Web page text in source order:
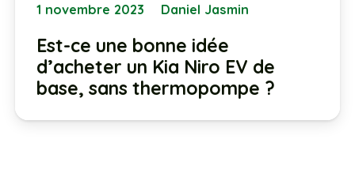
1 novembre 2023 Daniel Jasmin
Est-ce une bonne idée
d’acheter un Kia Niro EV de
base, sans thermopompe ?